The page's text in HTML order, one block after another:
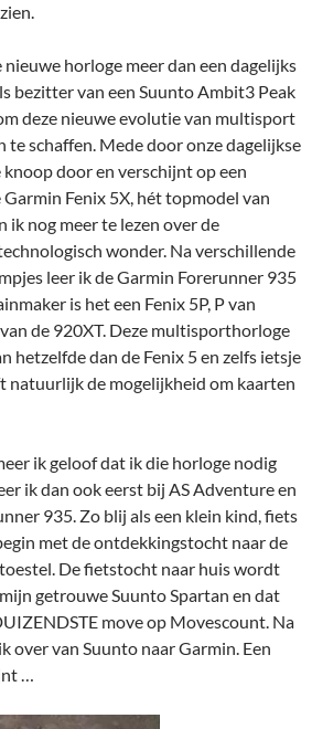
nieuwe horloge meer dan een dagelijks
bezitter van een Suunto Ambit3 Peak
deze nieuwe evolutie van multisport
te schaffen. Mede door onze dagelijkse
door en verschijnt op een
Fenix 5X, hét topmodel van
ik nog meer te lezen over de
wonder. Na verschillende
leer ik de Garmin Forerunner 935
is het een Fenix 5P, P van
de 920XT. Deze multisporthorloge
hetzelfde dan de Fenix 5 en zelfs ietsje
natuurlijk de mogelijkheid om kaarten
ik geloof dat ik die horloge nodig
ik dan ook eerst bij AS Adventure en
935. Zo blij als een klein kind, fiets
met de ontdekkingstocht naar de
De fietstocht naar huis wordt
getrouwe Suunto Spartan en dat
move op Movescount. Na
over van Suunto naar Garmin. Een
…